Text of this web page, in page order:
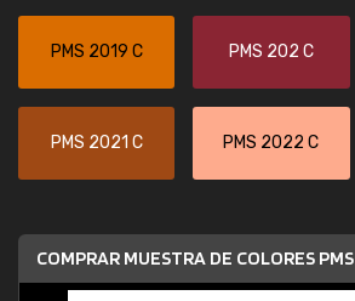
PMS 2019 C PMS 202 C
PMS 2021 C PMS 2022 C
COMPRAR MUESTRA DE COLORES PMS